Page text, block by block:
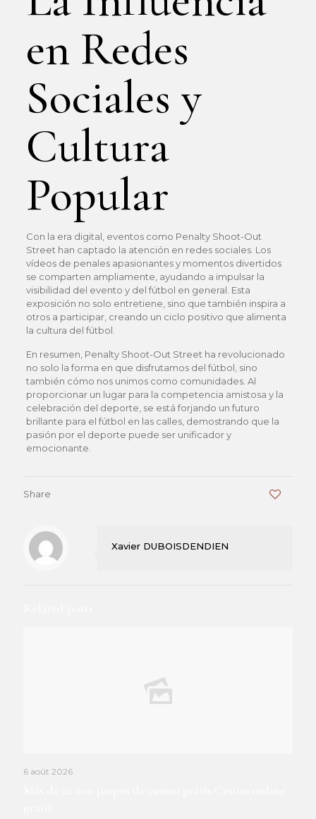
en Redes
Sociales y
Cultura
Popular
Con la era digital, eventos como Penalty Shoot-Out
Street han captado la atención en redes sociales. Los
vídeos de penales apasionantes y momentos divertidos
se comparten ampliamente, ayudando a impulsar la
visibilidad del evento y del fútbol en general. Esta
exposición no solo entretiene, sino que también inspira a
otros a participar, creando un ciclo positivo que alimenta
la cultura del fútbol.
En resumen, Penalty Shoot-Out Street ha revolucionado
no solo la forma en que disfrutamos del fútbol, sino
también cómo nos unimos como comunidades. Al
proporcionar un lugar para la competencia amistosa y la
celebración del deporte, se está forjando un futuro
brillante para el fútbol en las calles, demostrando que la
pasión por el deporte puede ser unificador y
emocionante.
Share
Xavier DUBOISDENDIEN
6 août 2026